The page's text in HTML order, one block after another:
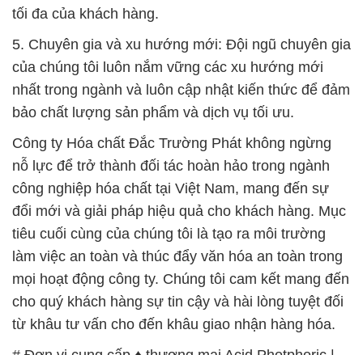
tối đa của khách hàng.
5. Chuyên gia và xu hướng mới: Đội ngũ chuyên gia
của chúng tôi luôn nắm vững các xu hướng mới
nhất trong ngành và luôn cập nhật kiến thức để đảm
bảo chất lượng sản phẩm và dịch vụ tối ưu.
Công ty Hóa chất Đắc Trường Phát không ngừng
nỗ lực để trở thành đối tác hoàn hảo trong ngành
công nghiệp hóa chất tại Việt Nam, mang đến sự
đổi mới và giải pháp hiệu quả cho khách hàng. Mục
tiêu cuối cùng của chúng tôi là tạo ra môi trường
làm việc an toàn và thúc đẩy văn hóa an toàn trong
mọi hoạt động công ty. Chúng tôi cam kết mang đến
cho quý khách hàng sự tin cậy và hài lòng tuyệt đối
từ khâu tư vấn cho đến khâu giao nhận hàng hóa.